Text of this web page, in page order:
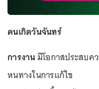
คนเกิดวันจันทร์
การงานมีโอกาสประสบค
หนทางในการแก้ไข